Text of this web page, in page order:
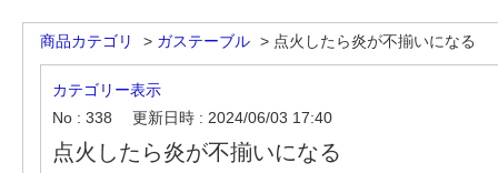
商品カテゴリ > ガステーブル > 点火したら炎が不揃いになる
カテゴリー表示
No : 338
更新日時 : 2024/06/03 17:40
点火したら炎が不揃いになる